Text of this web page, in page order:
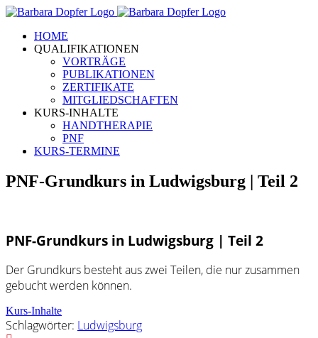
Zum
springenHOME
QUALIFIKATIONEN
VORTRÄGE
PUBLIKATIONEN
ZERTIFIKATE
MITGLIEDSCHAFTEN
KURS-INHALTE
HANDTHERAPIE
PNF
KURS-TERMINE
PNF-Grundkurs in Ludwigsburg | Teil 2
PNF-Grundkurs in Ludwigsburg | Teil 2
Der Grundkurs besteht aus zwei Teilen, die nur zusammen
gebucht werden können.
Kurs-Inhalte
Schlagwörter: Ludwigsburg